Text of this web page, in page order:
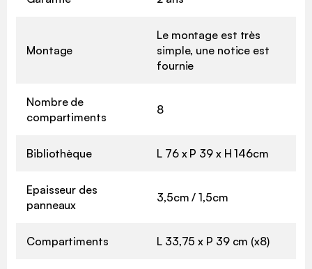
Montage
Le montage est très
simple, une notice est
fournie
Nombre de
compartiments
8
Bibliothèque L 76 x P 39 x H 146cm
Epaisseur des
panneaux
3,5cm / 1,5cm
Compartiments L 33,75 x P 39 cm (x8)